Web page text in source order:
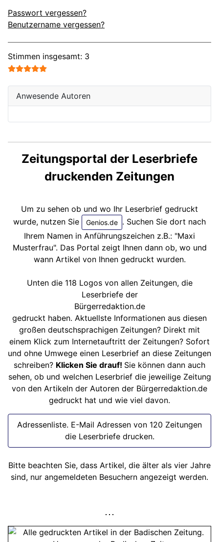
Anwesende Autoren
Passwort vergessen?
Benutzername vergessen?
Bewertung:5/5
Stimmen insgesamt: 3
Zeitungsportal der Leserbriefe
druckenden Zeitungen
Um zu sehen ob und wo Ihr Leserbrief gedruckt
wurde, nutzen Sie
Genios.de . Suchen Sie dort nach
Ihrem Namen in Anführungszeichen z.B.: "Maxi
Musterfrau". Das Portal zeigt Ihnen dann ob, wo und
wann Artikel von Ihnen gedruckt wurden.
Unten die 118 Logos von allen Zeitungen, die
Leserbriefe der
Bürgerredaktion.de
gedruckt haben. Aktuellste Informationen aus diesen
großen deutschsprachigen Zeitungen? Direkt mit
einem Klick zum Internetauftritt der Zeitungen? Sofort
und ohne Umwege einen Leserbrief an diese Zeitungen
schreiben? Klicken Sie drauf! Sie können dann auch
sehen, ob und welchen Leserbrief die jeweilige Zeitung
von den Artikeln der Autoren der Bürgerredaktion.de
gedruckt hat und wie viel davon.
Adressenliste. E-Mail Adressen von 120 Zeitungen
die Leserbriefe drucken.
Bitte beachten Sie, dass Artikel, die älter als vier Jahre
sind, nur angemeldeten Besuchern angezeigt werden.